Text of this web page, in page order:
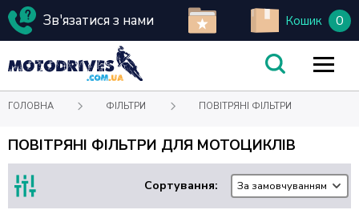
Зв'язатися з нами Кошик 0
ГОЛОВНА ФІЛЬТРИ ПОВІТРЯНІ ФІЛЬТРИ
ПОВІТРЯНІ ФІЛЬТРИ ДЛЯ МОТОЦИКЛІВ
Сортування: За замовчуванням